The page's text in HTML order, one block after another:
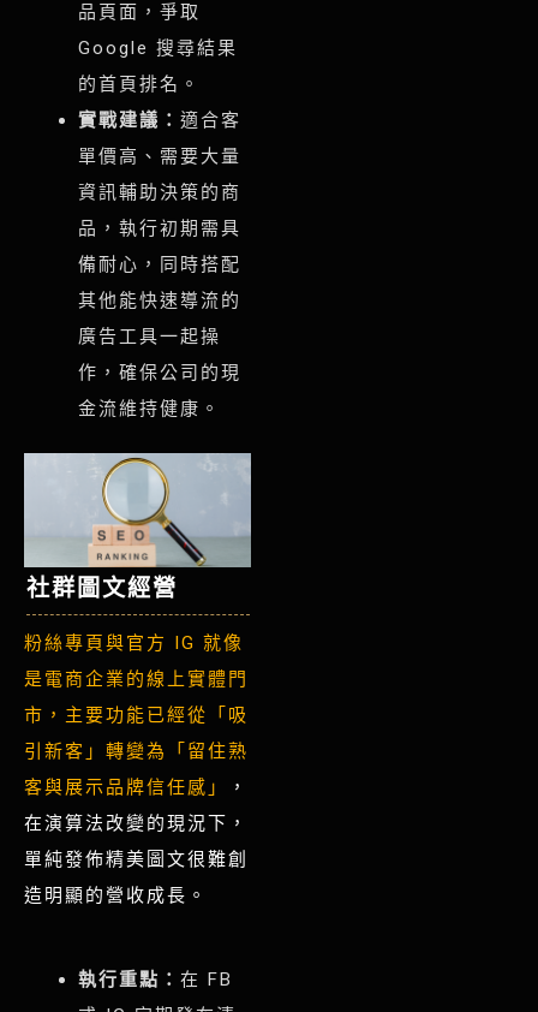
品頁面，爭取
Google 搜尋結果
的首頁排名。
實戰建議： 適合客
單價高、需要大量
資訊輔助決策的商
品，執行初期需具
備耐心，同時搭配
其他能快速導流的
廣告工具一起操
作，確保公司的現
金流維持健康。
社群圖文經營
粉絲專頁與官方 IG 就像
是電商企業的線上實體門
市，主要功能已經從「吸
引新客」轉變為「留住熟
客與展示品牌信任感」
，
在演算法改變的現況下，
單純發佈精美圖文很難創
造明顯的營收成長。
執行重點： 在 FB